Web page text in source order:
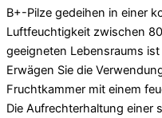
B+-Pilze gedeihen in einer
Luftfeuchtigkeit zwischen
geeigneten Lebensraums
Erwägen Sie die
Fruchtkammer mit einem
Die Aufrechterhaltung einer